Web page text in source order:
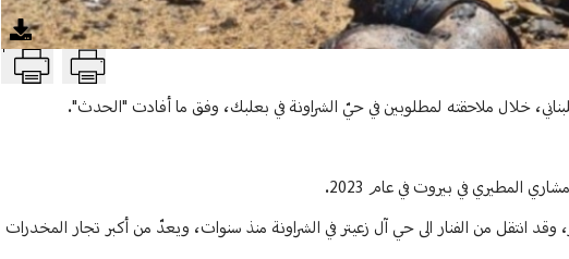
T
خلال ملاحقته لمطلوبين في حيّ الشراونة في بعلبك، وفق ما أفادت "الحدث".
المطيري في بيروت في عام 2023.
وقد انتقل من الفنار الى حي آل زعيتر في الشراونة منذ سنوات، ويعدّ من أكبر تجار المخدرات